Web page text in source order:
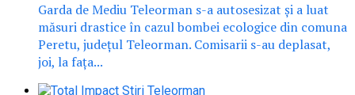
Garda de Mediu Teleorman s-a autosesizat și a luat
măsuri drastice în cazul bombei ecologice din comuna
Peretu, județul Teleorman. Comisarii s-au deplasat,
joi, la fața...